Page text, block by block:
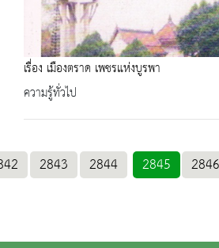
เรื่อง เมืองตราด เพชรแห่งบูรพา
ความรู้ทั่วไป
2843 2844 2845 2846